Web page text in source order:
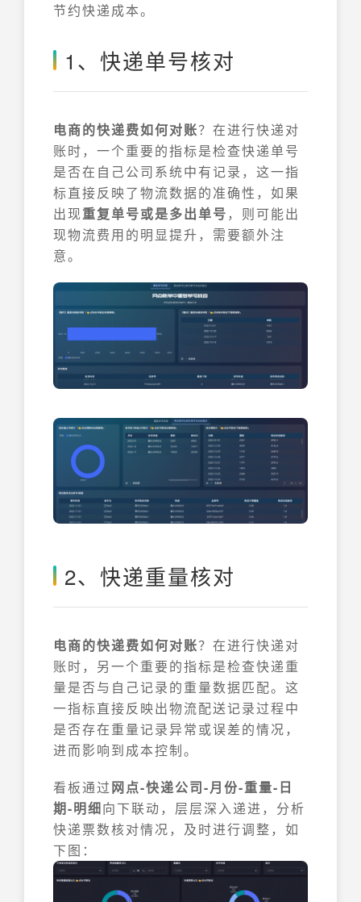
节约快递成本。
1、快递单号核对
电商的快递费如何对账？在进行快递对
账时，一个重要的指标是检查快递单号
是否在自己公司系统中有记录，这一指
标直接反映了物流数据的准确性，如果
出现重复单号或是多出单号 ，则可能出
现物流费用的明显提升，需要额外注
意。
2、快递重量核对
电商的快递费如何对账？在进行快递对
账时，另一个重要的指标是检查快递重
量是否与自己记录的重量数据匹配。这
一指标直接反映出物流配送记录过程中
是否存在重量记录异常或误差的情况，
进而影响到成本控制。
看板通过网点-快递公司-月份-重量-日
期-明细向下联动，层层深入递进，分析
快递票数核对情况，及时进行调整，如
下图：